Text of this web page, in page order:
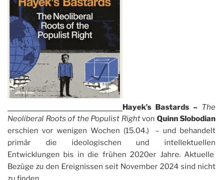
Hayek’s Bastards – The
Neoliberal Roots of the Populist Rightvon Quinn Slobodian
erschien vor wenigen Wochen (15.04.) – und behandelt
primär die ideologischen und intellektuellen
Entwicklungen bis in die frühen 2020er Jahre. Aktuelle
Bezüge zu den Ereignissen seit November 2024 sind nicht